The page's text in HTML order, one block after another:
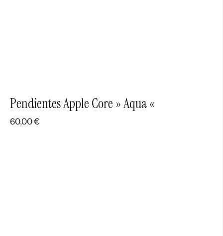
Pendientes Apple Core » Aqua «
60,00€